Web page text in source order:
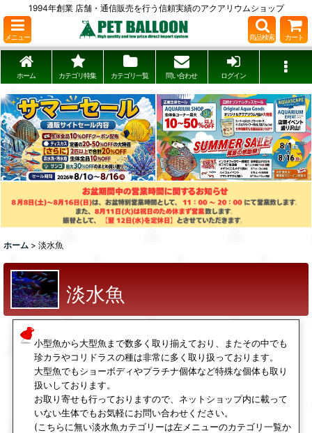
1994年創業 店舗・通信販売を行う信頼実績のアクアリウムショップ
メニュー 商品検索 カート
ホーム カテゴリ特集 カテゴリ一覧 問い合わせ ログイン
ホーム > 淡水魚
淡水魚
小型魚から大型魚まで数多く取り揃えており、またその中でも
珍カラやコリドラスの種は非常に多く取り扱っております。
大型魚でもショーボディやプラチナ個体など特殊な個体も取り
扱いしております。
お取り寄せも行っておりますので、ネットショップ内に載って
いない生体でもお気軽にお問い合わせください。
(こちらに無い淡水魚カテゴリーは左メニューのカテゴリ一覧か